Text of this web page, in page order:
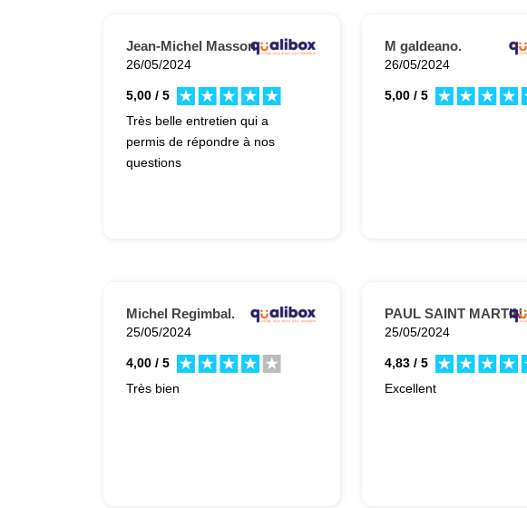
Jean-Michel Masson.
26/05/2024
5,00 / 5
Très belle entretien qui a
permis de répondre à nos
questions
M galdeano.
26/05/2024
5,00 / 5
Michel Regimbal.
25/05/2024
4,00 / 5
Très bien
PAUL SAINT MARTIN.
25/05/2024
4,83 / 5
Excellent